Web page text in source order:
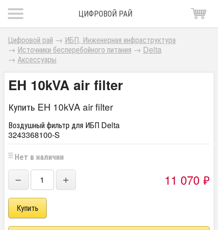
ЦИФРОВОЙ РАЙ
Цифровой рай → ИБП, Инженерная инфраструктура
→ Источники бесперебойного питания → Delta
→ Аксессуары
EH 10kVA air filter
Купить EH 10kVA air filter
Воздушный фильтр для ИБП Delta
3243368100-S
Нет в наличии
− + 11 070 ₽